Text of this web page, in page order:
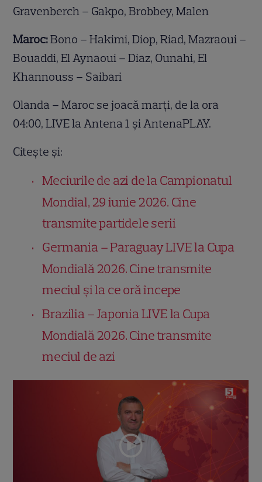
Gravenberch – Gakpo, Brobbey, Malen
Maroc:Bono – Hakimi, Diop, Riad, Mazraoui –
Bouaddi, El Aynaoui – Diaz, Ounahi, El
Khannouss – Saibari
Olanda – Maroc se joacă marți, de la ora
04:00, LIVE la Antena 1 și AntenaPLAY.
Citește și:
Meciurile de azi de la Campionatul
Mondial, 29 iunie 2026. Cine
transmite partidele serii
Germania – Paraguay LIVE la Cupa
Mondială 2026. Cine transmite
meciul și la ce oră începe
Brazilia – Japonia LIVE la Cupa
Mondială 2026. Cine transmite
meciul de azi